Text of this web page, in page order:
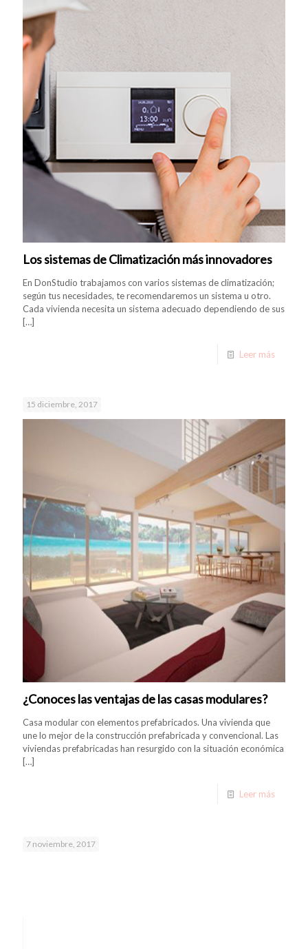
Los sistemas de Climatización más innovadores
En DonStudio trabajamos con varios sistemas de climatización;
según tus necesidades, te recomendaremos un sistema u otro.
Cada vivienda necesita un sistema adecuado dependiendo de sus
[…]
Leer más
15 diciembre, 2017
¿Conoces las ventajas de las casas modulares?
Casa modular con elementos prefabricados. Una vivienda que
une lo mejor de la construcción prefabricada y convencional. Las
viviendas prefabricadas han resurgido con la situación económica
[…]
Leer más
7 noviembre, 2017